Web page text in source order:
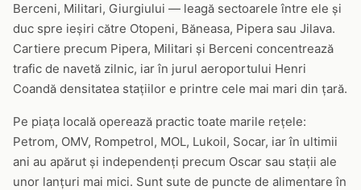
Berceni, Militari, Giurgiului — leagă sectoarele între ele și
duc spre ieșiri către Otopeni, Băneasa, Pipera sau Jilava.
Cartiere precum Pipera, Militari și Berceni concentrează
trafic de navetă zilnic, iar în jurul aeroportului Henri
Coandă densitatea stațiilor e printre cele mai mari din țară.
Pe piața locală operează practic toate marile rețele:
Petrom, OMV, Rompetrol, MOL, Lukoil, Socar, iar în ultimii
ani au apărut și independenți precum Oscar sau stații ale
unor lanțuri mai mici. Sunt sute de puncte de alimentare în